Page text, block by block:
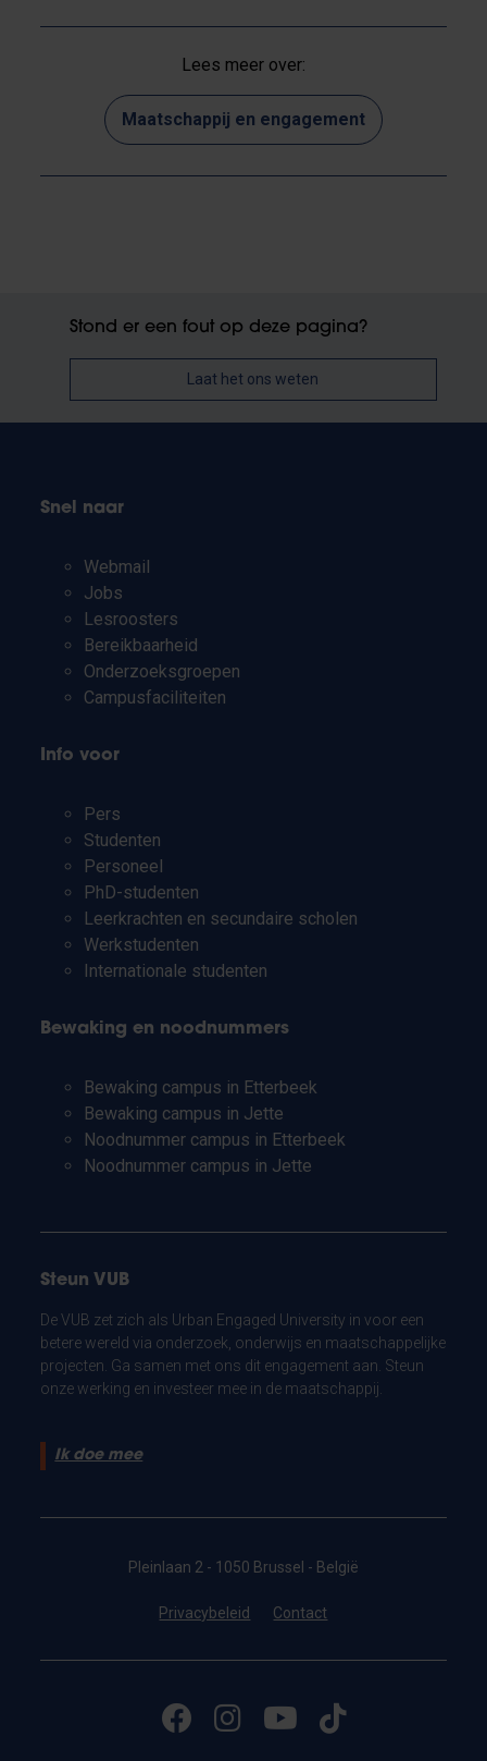
Lees meer over:
Maatschappij en engagement
Stond er een fout op deze pagina?
Laat het ons weten
Snel naar
Webmail
Jobs
Lesroosters
Bereikbaarheid
Onderzoeksgroepen
Campusfaciliteiten
Info voor
Pers
Studenten
Personeel
PhD-studenten
Leerkrachten en secundaire scholen
Werkstudenten
Internationale studenten
Bewaking en noodnummers
Bewaking campus in Etterbeek
Bewaking campus in Jette
Noodnummer campus in Etterbeek
Noodnummer campus in Jette
Steun VUB
De VUB zet zich als Urban Engaged University in voor een
betere wereld via onderzoek, onderwijs en maatschappelijke
projecten. Ga samen met ons dit engagement aan. Steun
onze werking en investeer mee in de maatschappij.
Ik doe mee
Pleinlaan 2 - 1050 Brussel - België
Privacybeleid Contact